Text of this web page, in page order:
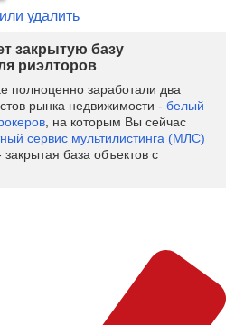
удалить
закрытую базу
риэлторов
полноценно заработали два
рынка недвижимости - белый
, на которым Вы сейчас
сервис мультилистинга (МЛС)
база объектов с